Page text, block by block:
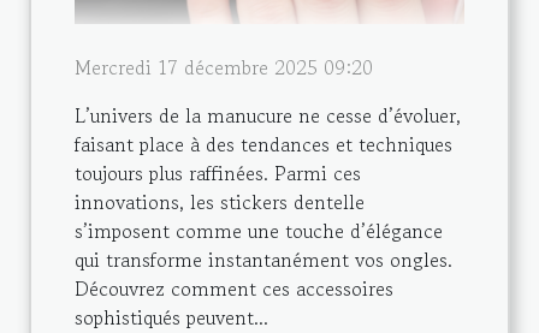
Mercredi 17 décembre 2025 09:20
L’univers de la manucure ne cesse d’évoluer,
faisant place à des tendances et techniques
toujours plus raffinées. Parmi ces
innovations, les stickers dentelle
s’imposent comme une touche d’élégance
qui transforme instantanément vos ongles.
Découvrez comment ces accessoires
sophistiqués peuvent...